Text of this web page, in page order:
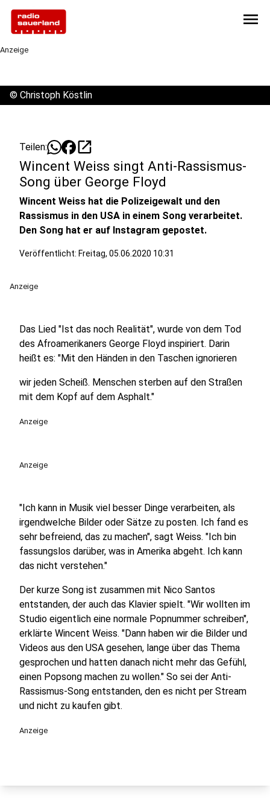
menu
Anzeige
© Christoph Köstlin
Teilen: open_in_new
Wincent Weiss singt Anti-Rassismus-
Song über George Floyd
Wincent Weiss hat die Polizeigewalt und den
Rassismus in den USA in einem Song verarbeitet.
Den Song hat er auf Instagram gepostet.
Veröffentlicht: Freitag, 05.06.2020 10:31
Anzeige
Das Lied "Ist das noch Realität", wurde von dem Tod
des Afroamerikaners George Floyd inspiriert. Darin
heißt es: "Mit den Händen in den Taschen ignorieren
wir jeden Scheiß. Menschen sterben auf den Straßen
mit dem Kopf auf dem Asphalt."
Anzeige
Anzeige
"Ich kann in Musik viel besser Dinge verarbeiten, als
irgendwelche Bilder oder Sätze zu posten. Ich fand es
sehr befreiend, das zu machen", sagt Weiss. "Ich bin
fassungslos darüber, was in Amerika abgeht. Ich kann
das nicht verstehen."
Der kurze Song ist zusammen mit Nico Santos
entstanden, der auch das Klavier spielt. "Wir wollten im
Studio eigentlich eine normale Popnummer schreiben",
erklärte Wincent Weiss. "Dann haben wir die Bilder und
Videos aus den USA gesehen, lange über das Thema
gesprochen und hatten danach nicht mehr das Gefühl,
einen Popsong machen zu wollen." So sei der Anti-
Rassismus-Song entstanden, den es nicht per Stream
und nicht zu kaufen gibt.
Anzeige